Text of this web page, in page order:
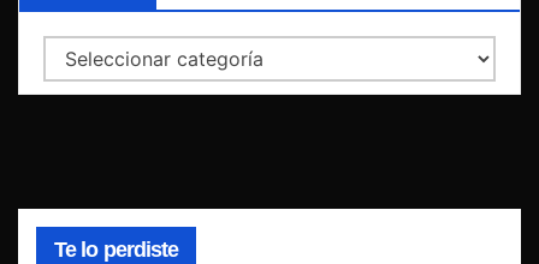
Categorías
Te lo perdiste